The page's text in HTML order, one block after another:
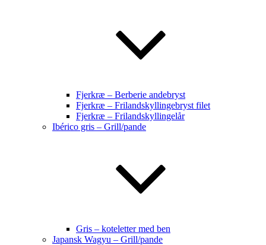
Fjerkræ – Berberie andebryst
Fjerkræ – Frilandskyllingebryst filet
Fjerkræ – Frilandskyllingelår
Ibérico gris – Grill/pande
Gris – koteletter med ben
Japansk Wagyu – Grill/pande